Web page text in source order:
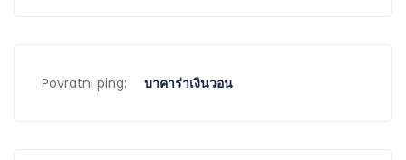
Povratni ping: บาคาร่าเงินวอน